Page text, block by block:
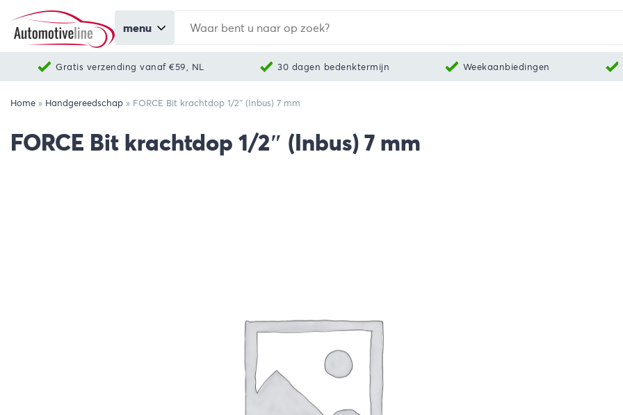
menu
Gratis verzending vanaf €59, NL 30 dagen bedenktermijn Weekaanbiedingen
Home » Handgereedschap » FORCE Bit krachtdop 1/2″ (Inbus) 7 mm
FORCE Bit krachtdop 1/2″ (Inbus) 7 mm